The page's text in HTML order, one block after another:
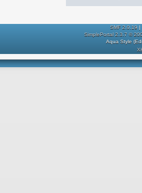
SMF 2.0.19 |
SimplePortal 2.3.7 ©
Aqua Style